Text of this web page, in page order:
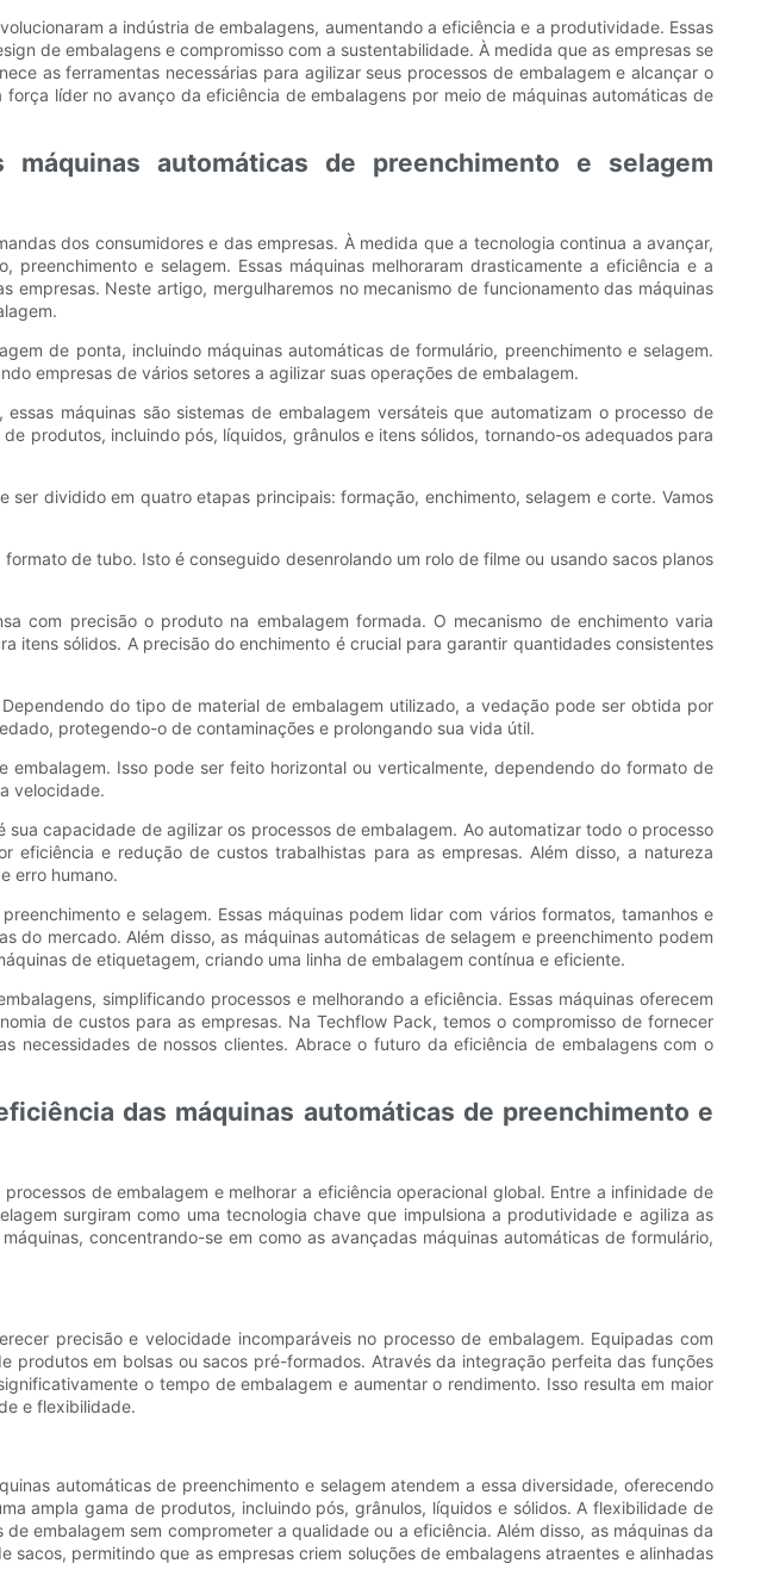
a indústria de embalagens, aumentando a eficiência e a produtividade. Essas
de embalagens e compromisso com a sustentabilidade. À medida que as empresas se
as ferramentas necessárias para agilizar seus processos de embalagem e alcançar o
líder no avanço da eficiência de embalagens por meio de máquinas automáticas de
automáticas de preenchimento e selagem
dos consumidores e das empresas. À medida que a tecnologia continua a avançar,
e selagem. Essas máquinas melhoraram drasticamente a eficiência e a
Neste artigo, mergulharemos no mecanismo de funcionamento das máquinas
de ponta, incluindo máquinas automáticas de formulário, preenchimento e selagem.
empresas de vários setores a agilizar suas operações de embalagem.
máquinas são sistemas de embalagem versáteis que automatizam o processo de
produtos, incluindo pós, líquidos, grânulos e itens sólidos, tornando-os adequados para
dividido em quatro etapas principais: formação, enchimento, selagem e corte. Vamos
de tubo. Isto é conseguido desenrolando um rolo de filme ou usando sacos planos
com precisão o produto na embalagem formada. O mecanismo de enchimento varia
sólidos. A precisão do enchimento é crucial para garantir quantidades consistentes
do tipo de material de embalagem utilizado, a vedação pode ser obtida por
protegendo-o de contaminações e prolongando sua vida útil.
Isso pode ser feito horizontal ou verticalmente, dependendo do formato de
velocidade.
capacidade de agilizar os processos de embalagem. Ao automatizar todo o processo
eficiência e redução de custos trabalhistas para as empresas. Além disso, a natureza
erro humano.
e selagem. Essas máquinas podem lidar com vários formatos, tamanhos e
do mercado. Além disso, as máquinas automáticas de selagem e preenchimento podem
de etiquetagem, criando uma linha de embalagem contínua e eficiente.
simplificando processos e melhorando a eficiência. Essas máquinas oferecem
de custos para as empresas. Na Techflow Pack, temos o compromisso de fornecer
necessidades de nossos clientes. Abrace o futuro da eficiência de embalagens com o
das máquinas automáticas de preenchimento e
de embalagem e melhorar a eficiência operacional global. Entre a infinidade de
surgiram como uma tecnologia chave que impulsiona a produtividade e agiliza as
concentrando-se em como as avançadas máquinas automáticas de formulário,
precisão e velocidade incomparáveis ​​no processo de embalagem. Equipadas com
produtos em bolsas ou sacos pré-formados. Através da integração perfeita das funções
o tempo de embalagem e aumentar o rendimento. Isso resulta em maior
e flexibilidade.
automáticas de preenchimento e selagem atendem a essa diversidade, oferecendo
ampla gama de produtos, incluindo pós, grânulos, líquidos e sólidos. A flexibilidade de
embalagem sem comprometer a qualidade ou a eficiência. Além disso, as máquinas da
permitindo que as empresas criem soluções de embalagens atraentes e alinhadas